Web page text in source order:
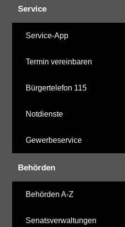
Service
Service-App
Termin vereinbaren
Bürgertelefon 115
Notdienste
Gewerbeservice
Behörden
Behörden A-Z
Senatsverwaltungen